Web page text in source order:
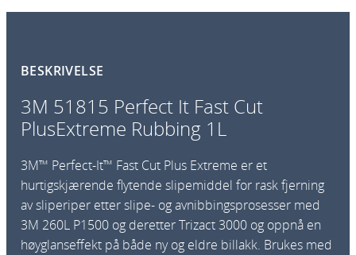
BESKRIVELSE
3M 51815 Perfect It Fast Cut
PlusExtreme Rubbing 1L
3M™ Perfect-It™ Fast Cut Plus Extreme er et
hurtigskjærende flytende slipemiddel for rask fjerning
av sliperiper etter slipe- og avnibbingsprosesser med
3M 260L P1500 og deretter Trizact 3000 og oppnå en
høyglanseffekt på både ny og eldre billakk. Brukes med